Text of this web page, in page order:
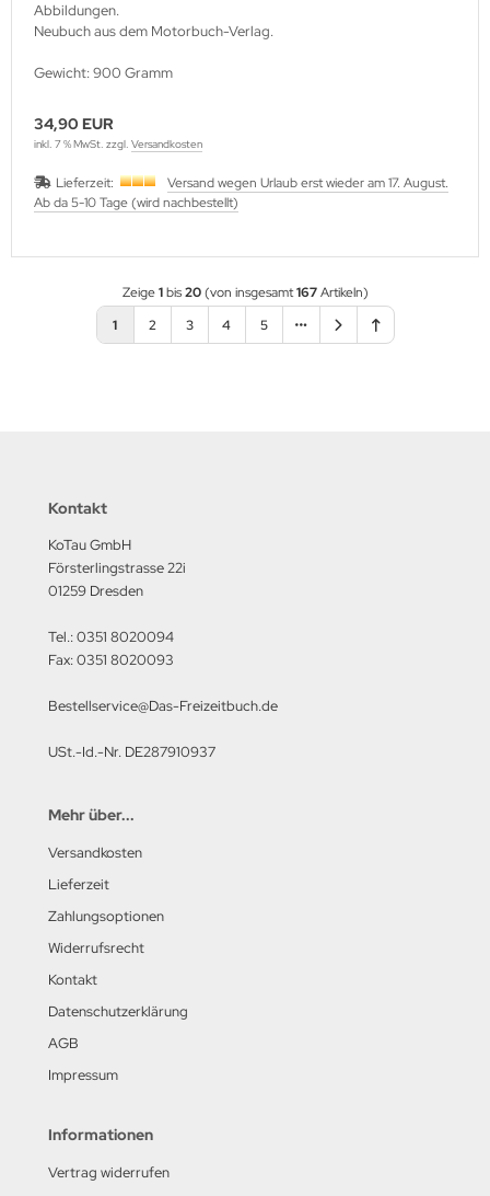
Abbildungen.
Neubuch aus dem Motorbuch-Verlag.
Gewicht: 900 Gramm
34,90 EUR
inkl. 7 % MwSt. zzgl. Versandkosten
Lieferzeit:
Versand wegen Urlaub erst wieder am 17. August.
Ab da 5-10 Tage (wird nachbestellt)
Zeige1bis20(von insgesamt167Artikeln)
1
2 3 4 5
Kontakt
KoTau GmbH
Försterlingstrasse 22i
01259 Dresden
Tel.: 0351 8020094
Fax: 0351 8020093
Bestellservice@Das-Freizeitbuch.de
USt.-Id.-Nr. DE287910937
Mehr über...
Versandkosten
Lieferzeit
Zahlungsoptionen
Widerrufsrecht
Kontakt
Datenschutzerklärung
AGB
Impressum
Informationen
Vertrag widerrufen